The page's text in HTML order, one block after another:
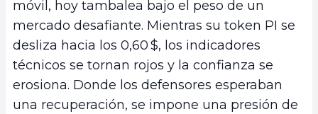
móvil, hoy tambalea bajo el peso de un
mercado desafiante. Mientras su token PI se
desliza hacia los 0,60 $, los indicadores
técnicos se tornan rojos y la confianza se
erosiona. Donde los defensores esperaban
una recuperación, se impone una presión de